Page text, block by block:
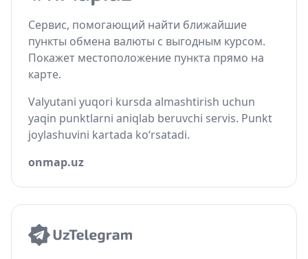
Сервис, помогающий найти ближайшие
пункты обмена валюты с выгодным курсом.
Покажет местоположение пункта прямо на
карте.
Valyutani yuqori kursda almashtirish uchun
yaqin punktlarni aniqlab beruvchi servis. Punkt
joylashuvini kartada ko‘rsatadi.
onmap.uz